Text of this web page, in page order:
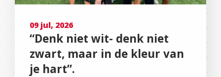
09 jul, 2026
“Denk niet wit- denk niet
zwart, maar in de kleur van
je hart”.